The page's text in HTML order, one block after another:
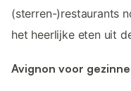
(sterren-)restaurants
het heerlijke eten uit
Avignon voor